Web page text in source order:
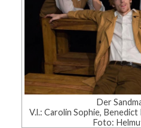
Der
V.l.: Carolin Sophie,
Foto: